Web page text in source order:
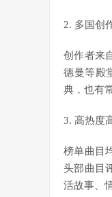
2. 多国创
创作者来
德曼等殿
典，也有
3. 高热度
榜单曲目
头部曲目
活故事、